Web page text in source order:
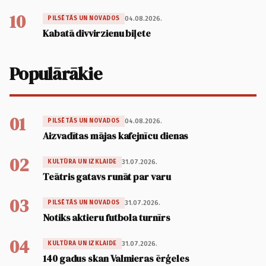
10 PILSĒTĀS UN NOVADOS 04.08.2026.
Kabatā divvirzienu biļete
Populārākie
01 PILSĒTĀS UN NOVADOS 04.08.2026.
Aizvadītas mājas kafejnīcu dienas
02 KULTŪRA UN IZKLAIDE 31.07.2026.
Teātris gatavs runāt par varu
03 PILSĒTĀS UN NOVADOS 31.07.2026.
Notiks aktieru futbola turnīrs
04 KULTŪRA UN IZKLAIDE 31.07.2026.
140 gadus skan Valmieras ērģeles